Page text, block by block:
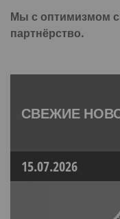
Мы с оптимизмом
партнёрство.
СВЕЖИЕ
15.07.2026